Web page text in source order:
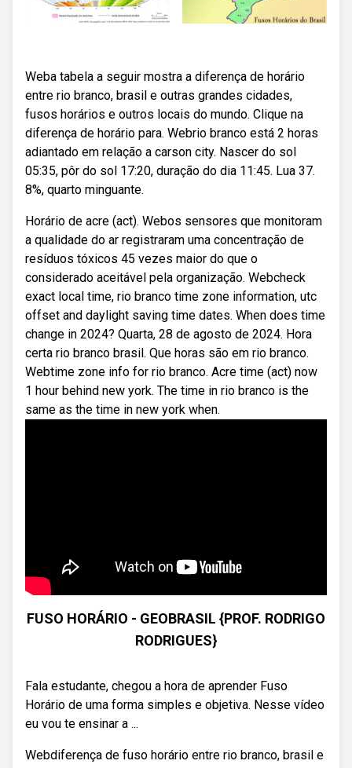
Weba tabela a seguir mostra a diferença de horário
entre rio branco, brasil e outras grandes cidades,
fusos horários e outros locais do mundo. Clique na
diferença de horário para. Webrio branco está 2 horas
adiantado em relação a carson city. Nascer do sol
05:35, pôr do sol 17:20, duração do dia 11:45. Lua 37.
8%, quarto minguante.
Horário de acre (act). Webos sensores que monitoram
a qualidade do ar registraram uma concentração de
resíduos tóxicos 45 vezes maior do que o
considerado aceitável pela organização. Webcheck
exact local time, rio branco time zone information, utc
offset and daylight saving time dates. When does time
change in 2024? Quarta, 28 de agosto de 2024. Hora
certa rio branco brasil. Que horas são em rio branco.
Webtime zone info for rio branco. Acre time (act) now
1 hour behind new york. The time in rio branco is the
same as the time in new york when.
FUSO HORÁRIO - GEOBRASIL {PROF. RODRIGO
RODRIGUES}
Fala estudante, chegou a hora de aprender Fuso
Horário de uma forma simples e objetiva. Nesse vídeo
eu vou te ensinar a ...
Webdiferença de fuso horário entre rio branco, brasil e